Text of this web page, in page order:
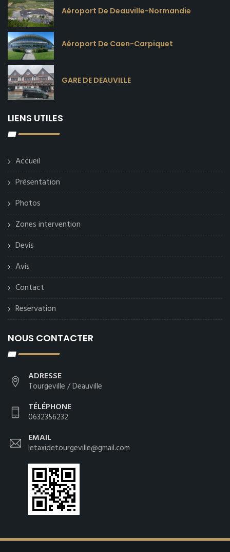
Aéroport De Deauville-Normandie
Aéroport De Caen-Carpiquet
GARE DE DEAUVILLE
LIENS UTILES
Accueil
Présentation
Photos
Zones intervention
Devis
Avis
Contact
Reservation
NOUS CONTACTER
ADRESSE
Tourgeville / Deauville
TÉLÉPHONE
0632356232
EMAIL
letaxidetourgeville@gmail.com